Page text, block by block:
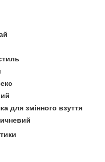
для змінного взуття